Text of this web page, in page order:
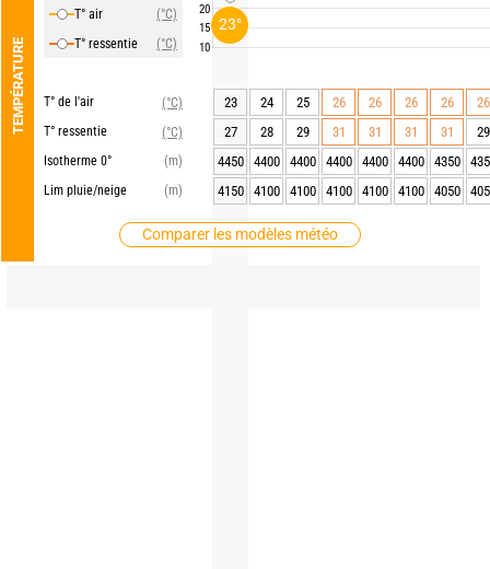
TEMPÉRATURE
T° air
(°C)
T° ressentie
(°C)
T° de l'air
(°C)
T° ressentie
(°C)
Isotherme 0°
(m)
Lim pluie/neige
(m)
Comparer les modèles météo
20
15
10
23 24 25 26 26 26 26
26
27
28 29 31 31 31 31
29
4450
4400 4400 4400 4400 4400 4350
4150
4100 4100 4100 4100 4100 4050
23°